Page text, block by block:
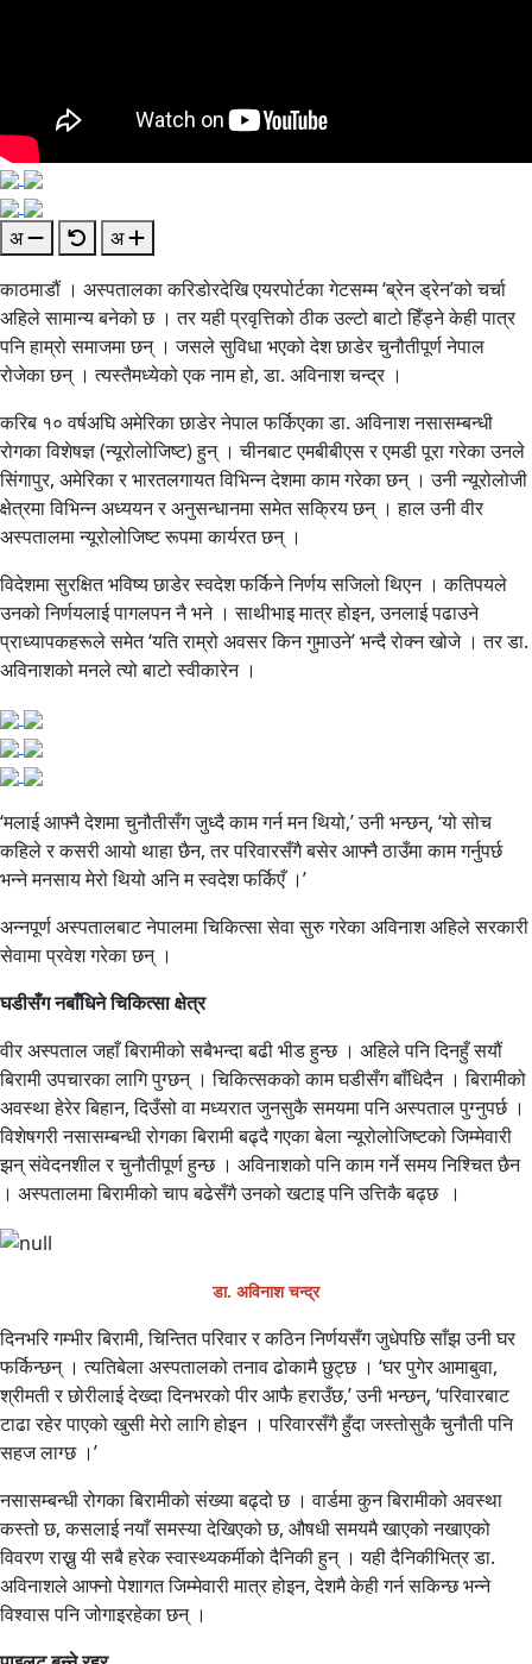
अ
अ
काठमाडौं । अस्पतालका करिडोरदेखि एयरपोर्टका गेटसम्म ‘ब्रेन ड्रेन’को चर्चा
अहिले सामान्य बनेको छ । तर यही प्रवृत्तिको ठीक उल्टो बाटो हिँड्ने केही पात्र
पनि हाम्रो समाजमा छन् । जसले सुविधा भएको देश छाडेर चुनौतीपूर्ण नेपाल
रोजेका छन् । त्यस्तैमध्येको एक नाम हो, डा. अविनाश चन्द्र ।
करिब १० वर्षअघि अमेरिका छाडेर नेपाल फर्किएका डा. अविनाश नसासम्बन्धी
रोगका विशेषज्ञ (न्यूरोलोजिष्ट) हुन् । चीनबाट एमबीबीएस र एमडी पूरा गरेका उनले
सिंगापुर, अमेरिका र भारतलगायत विभिन्न देशमा काम गरेका छन् । उनी न्यूरोलोजी
क्षेत्रमा विभिन्न अध्ययन र अनुसन्धानमा समेत सक्रिय छन् । हाल उनी वीर
अस्पतालमा न्यूरोलोजिष्ट रूपमा कार्यरत छन् ।
विदेशमा सुरक्षित भविष्य छाडेर स्वदेश फर्किने निर्णय सजिलो थिएन । कतिपयले
उनको निर्णयलाई पागलपन नै भने । साथीभाइ मात्र होइन, उनलाई पढाउने
प्राध्यापकहरूले समेत ‘यति राम्रो अवसर किन गुमाउने’ भन्दै रोक्न खोजे । तर डा.
अविनाशको मनले त्यो बाटो स्वीकारेन ।
‘मलाई आफ्नै देशमा चुनौतीसँग जुध्दै काम गर्न मन थियो,’ उनी भन्छन्, ‘यो सोच
कहिले र कसरी आयो थाहा छैन, तर परिवारसँगै बसेर आफ्नै ठाउँमा काम गर्नुपर्छ
भन्ने मनसाय मेरो थियो अनि म स्वदेश फर्किएँ ।’
अन्नपूर्ण अस्पतालबाट नेपालमा चिकित्सा सेवा सुरु गरेका अविनाश अहिले सरकारी
सेवामा प्रवेश गरेका छन् ।
घडीसँग नबाँधिने चिकित्सा क्षेत्र
वीर अस्पताल जहाँ बिरामीको सबैभन्दा बढी भीड हुन्छ । अहिले पनि दिनहुँ सयौं
बिरामी उपचारका लागि पुग्छन् । चिकित्सकको काम घडीसँग बाँधिदैन । बिरामीको
अवस्था हेरेर बिहान, दिउँसो वा मध्यरात जुनसुकै समयमा पनि अस्पताल पुग्नुपर्छ ।
विशेषगरी नसासम्बन्धी रोगका बिरामी बढ्दै गएका बेला न्यूरोलोजिष्टको जिम्मेवारी
झन् संवेदनशील र चुनौतीपूर्ण हुन्छ । अविनाशको पनि काम गर्ने समय निश्चित छैन
। अस्पतालमा बिरामीको चाप बढेसँगै उनको खटाइ पनि उत्तिकै बढ्छ ।
डा. अविनाश चन्द्र
दिनभरि गम्भीर बिरामी, चिन्तित परिवार र कठिन निर्णयसँग जुधेपछि साँझ उनी घर
फर्किन्छन् । त्यतिबेला अस्पतालको तनाव ढोकामै छुट्छ । ‘घर पुगेर आमाबुवा,
श्रीमती र छोरीलाई देख्दा दिनभरको पीर आफै हराउँछ,’ उनी भन्छन्, ‘परिवारबाट
टाढा रहेर पाएको खुसी मेरो लागि होइन । परिवारसँगै हुँदा जस्तोसुकै चुनौती पनि
सहज लाग्छ ।’
नसासम्बन्धी रोगका बिरामीको संख्या बढ्दो छ । वार्डमा कुन बिरामीको अवस्था
कस्तो छ, कसलाई नयाँ समस्या देखिएको छ, औषधी समयमै खाएको नखाएको
विवरण राख्नु यी सबै हरेक स्वास्थ्यकर्मीको दैनिकी हुन् । यही दैनिकीभित्र डा.
अविनाशले आफ्नो पेशागत जिम्मेवारी मात्र होइन, देशमै केही गर्न सकिन्छ भन्ने
विश्वास पनि जोगाइरहेका छन् ।